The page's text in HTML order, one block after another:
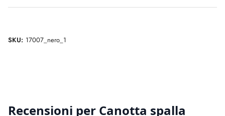
SKU: 17007_nero_1